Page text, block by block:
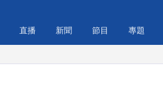
直播 新聞 節目 專題
降低